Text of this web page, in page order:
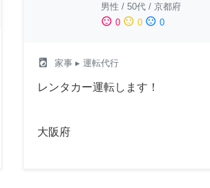
男性 / 50代/ 京都府
sentiment_satisfied 0 sentiment_neutral 0 sentiment_dissatisfied 0
local_laundry_service 家事▸ 運転代行
レンタカー運転します！
大阪府